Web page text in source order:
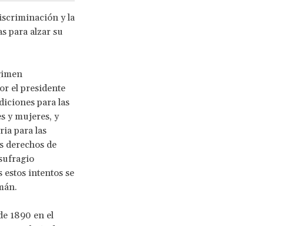
y la
para alzar su
el presidente
para las
y mujeres, y
para las
derechos de
estos intentos se
1890 en el